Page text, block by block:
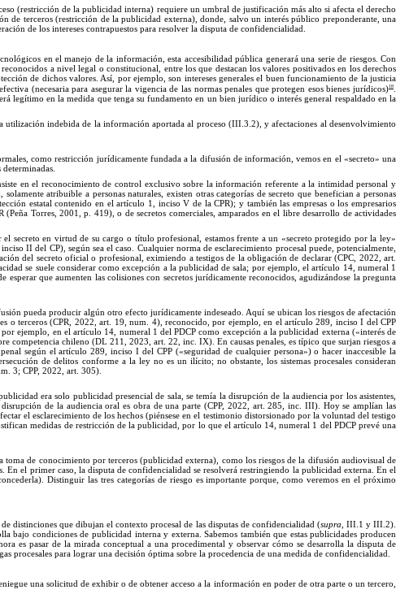
(restricción de la publicidad interna) requiere un umbral de justificación más alto si afecta el derecho
de terceros (restricción de la publicidad externa), donde, salvo un interés público preponderante, una
de los intereses contrapuestos para resolver la disputa de confidencialidad.
en el manejo de la información, esta accesibilidad pública generará una serie de riesgos.Con
a nivel legal o constitucional, entre los que destacan los valores positivados en los derechos
de dichos valores. Así, por ejemplo, son intereses generales el buen funcionamiento de la justicia
(necesaria para asegurar la vigencia de las normas penales que protegen esos bienes jurídicos)18
legítimo en la medida que tenga su fundamento en un bien jurídico o interés general respaldado en la
indebida de la información aportada al proceso (III.3.2), y afectaciones al desenvolvimiento
como restricción jurídicamente fundada a la difusión de información, vemos en el «secreto»una
determinadas.
en el reconocimiento de control exclusivo sobre la información referente a la intimidad personal y
atribuible a personas naturales, existen otras categorías de secreto que benefician a personas
estatal contenido en el artículo 1, incisoVde la CPR); y también las empresas o los empresarios
(Peña Torres, 2001,p. 419), o de secretos comerciales, amparados en el libre desarrollo de actividades
secreto en virtud de su cargo o título profesional, estamos frente a un «secreto protegido por la ley»
II del CP), según sea el caso. Cualquier norma de esclarecimiento procesal puede, potencialmente,
del secreto oficial o profesional, eximiendo a testigos de la obligación de declarar (CPC, 2022, art.
se suele considerar como excepción a la publicidad de sala; por ejemplo, el artículo 14, numeral 1
esperar que aumenten las colisiones con secretos jurídicamente reconocidos, agudizándose la pregunta
pueda producir algún otro efecto jurídicamente indeseado. Aquí se ubican los riesgos de afectación
o terceros (CPR, 2022, art. 19, num. 4), reconocido, por ejemplo, en el artículo 289, incisoI del CPP
por ejemplo, en el artículo 14, numeral 1 del PDCP como excepción a la publicidad externa («interés de
competencia chileno (DL 211, 2023, art. 22, inc. IX). En causas penales, es típico que surjan riesgos a
según el artículo 289, incisoIdel CPP («seguridad de cualquier persona»)o hacer inaccesible la
de delitos conforme a la ley no es un ilícito; no obstante, los sistemas procesales consideran
3; CPP, 2022, art. 305).
era solo publicidad presencial de sala, se temía la disrupción de la audiencia por los asistentes,
de la audiencia oral es obra de una parte (CPP, 2022, art. 285, inc. III). Hoyse amplían las
el esclarecimiento de los hechos (piénsese en el testimonio distorsionado por la voluntad del testigo
medidas de restricción de la publicidad, por lo que el artículo 14, numeral 1 del PDCP prevé una
toma de conocimiento por terceros (publicidad externa), como los riesgos de la difusión audiovisual de
Enel primer caso, la disputa de confidencialidad se resolverá restringiendo la publicidad externa. Enel
Distinguir las tres categorías de riesgo es importante porque, como veremos en el próximo
distinciones que dibujan el contexto procesal de las disputas de confidencialidad (supra, III.1 y III.2).
bajo condiciones de publicidad interna y externa. Sabemos también que estas publicidades producen
es pasar de la mirada conceptual a una procedimental y observar cómo se desarrolla la disputa de
procesales para lograr una decisión óptima sobre la procedencia de una medida de confidencialidad.
una solicitud de exhibir o de obtener acceso a la información en poder de otra parte o un tercero,